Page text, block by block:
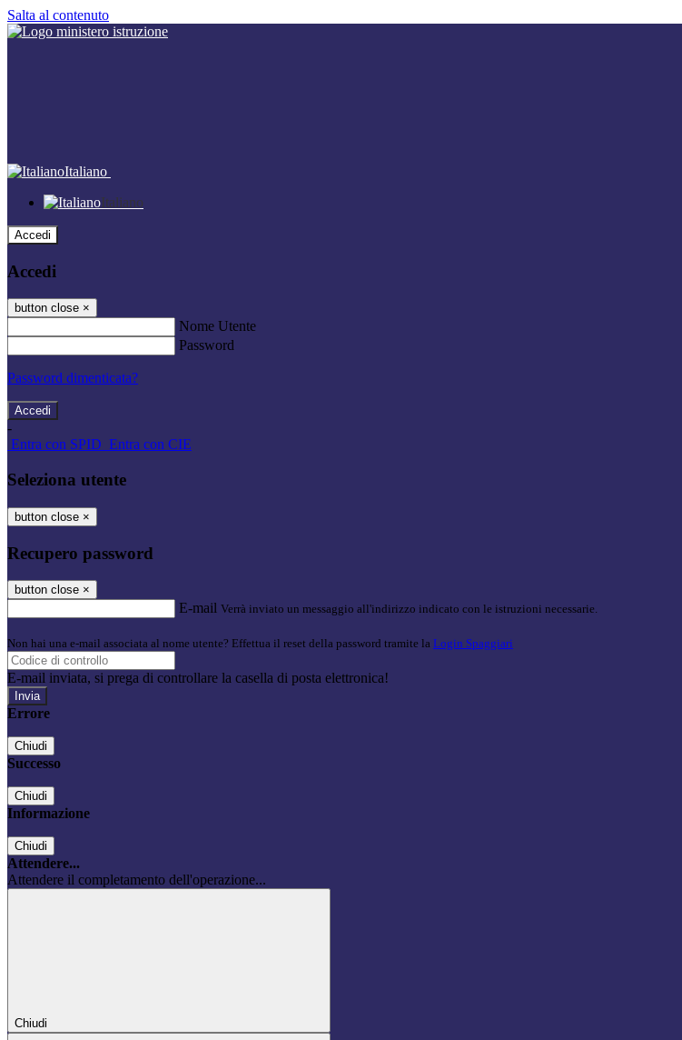
Salta al contenuto
Italiano
Italiano
Accedi
Accedi
button close ×
Nome Utente
Password
Password dimenticata?
-
Entra con SPID Entra con CIE
Seleziona utente
button close ×
Recupero password
button close ×
E-mail Verrà inviato un messaggio all'indirizzo indicato con le istruzioni necessarie.
Non hai una e-mail associata al nome utente? Effettua il reset della password tramite la Login Spaggiari
E-mail inviata, si prega di controllare la casella di posta elettronica!
Errore
Chiudi
Successo
Chiudi
Informazione
Chiudi
Attendere...
Attendere il completamento dell'operazione...
Chiudi